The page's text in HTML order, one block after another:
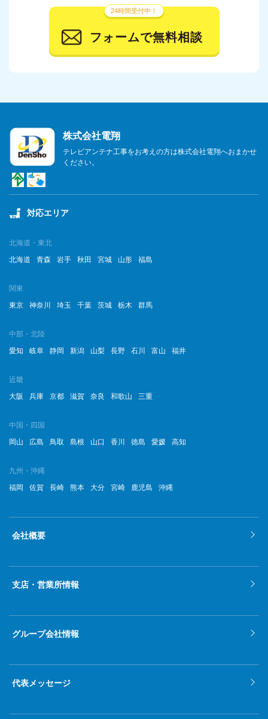
2023年11月
2023年10月
2023年6月
2023年5月
2023年3月
2023年2月
2022年8月
2022年6月
2022年5月
2022年4月
2022年3月
2022年1月
24時間受付中！
フォームで無料相談
株式会社電翔
テレビアンテナ工事をお考えの方は株式会社電翔へおまかせ
ください。
対応エリア
北海道・東北
北海道
青森 岩手 秋田 宮城 山形 福島
関東
東京
神奈川 埼玉 千葉 茨城 栃木 群馬
中部・北陸
愛知
岐阜 静岡 新潟 山梨 長野 石川 富山 福井
近畿
大阪
兵庫 京都 滋賀 奈良 和歌山 三重
中国・四国
岡山
広島 鳥取 島根 山口 香川 徳島 愛媛 高知
九州・沖縄
福岡
佐賀 長崎 熊本 大分 宮崎 鹿児島 沖縄
会社概要
支店・営業所情報
グループ会社情報
代表メッセージ